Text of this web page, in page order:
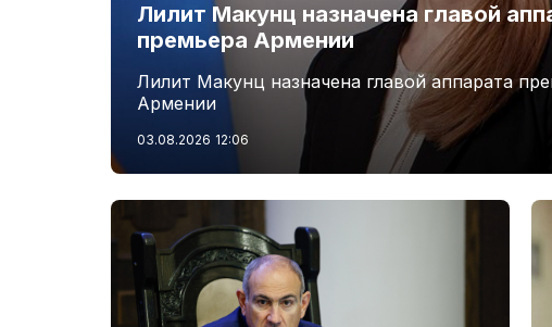
Лилит Макунц назначена главой
премьера Армении
Лилит Макунц назначена главой аппарата
Армении
03.08.2026 12:06